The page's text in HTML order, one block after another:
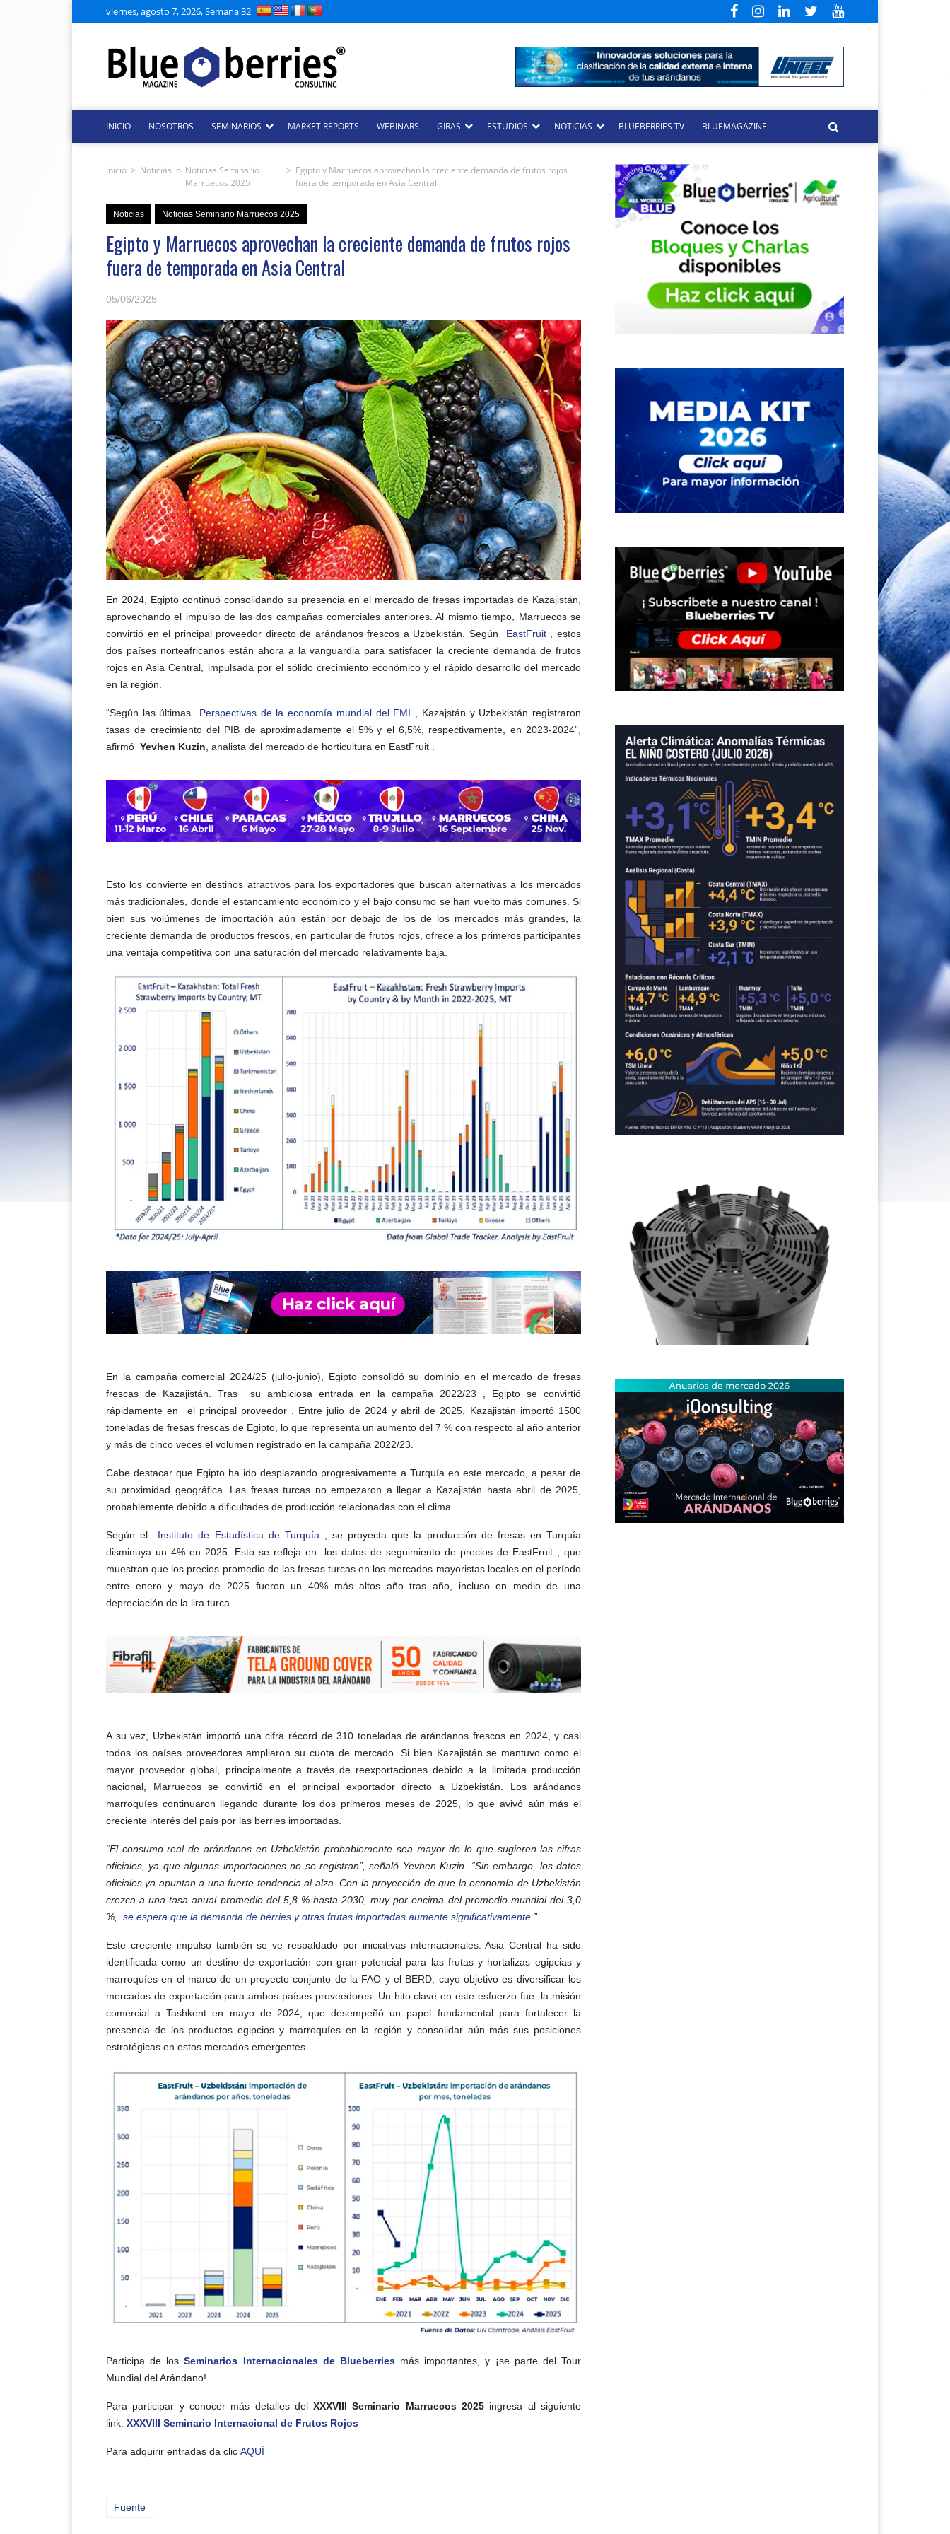
viernes, agosto 7, 2026, Semana 32
INICIO NOSOTROS SEMINARIOS MARKET REPORTS WEBINARS GIRAS ESTUDIOS NOTICIAS BLUEBERRIES TV BLUEMAGAZINE
Inicio > Noticias o Noticias Seminario
Marruecos 2025
> Egipto y Marruecos aprovechan la creciente demanda de frutos rojos
fuera de temporada en Asia Central
Noticias Noticias Seminario Marruecos 2025
Egipto y Marruecos aprovechan la creciente demanda de frutos rojos
fuera de temporada en Asia Central
05/06/2025
En 2024, Egipto continuó consolidando su presencia en el mercado de fresas importadas de Kazajistán,
aprovechando el impulso de las dos campañas comerciales anteriores. Al mismo tiempo, Marruecos se
convirtió en el principal proveedor directo de arándanos frescos a Uzbekistán. Según EastFruit, estos
dos países norteafricanos están ahora a la vanguardia para satisfacer la creciente demanda de frutos
rojos en Asia Central, impulsada por el sólido crecimiento económico y el rápido desarrollo del mercado
en la región.
“Según las últimas Perspectivas de la economía mundial del FMI , Kazajstán y Uzbekistán registraron
tasas de crecimiento del PIB de aproximadamente el 5% y el 6,5%, respectivamente, en 2023-2024”,
afirmó Yevhen Kuzin , analista del mercado de horticultura en EastFruit .
Esto los convierte en destinos atractivos para los exportadores que buscan alternativas a los mercados
más tradicionales, donde el estancamiento económico y el bajo consumo se han vuelto más comunes. Si
bien sus volúmenes de importación aún están por debajo de los de los mercados más grandes, la
creciente demanda de productos frescos, en particular de frutos rojos, ofrece a los primeros participantes
una ventaja competitiva con una saturación del mercado relativamente baja.
En la campaña comercial 2024/25 (julio-junio), Egipto consolidó su dominio en el mercado de fresas
frescas de Kazajistán. Tras su ambiciosa entrada en la campaña 2022/23 , Egipto se convirtió
rápidamente en el principal proveedor . Entre julio de 2024 y abril de 2025, Kazajistán importó 1500
toneladas de fresas frescas de Egipto, lo que representa un aumento del 7 % con respecto al año anterior
y más de cinco veces el volumen registrado en la campaña 2022/23.
Cabe destacar que Egipto ha ido desplazando progresivamente a Turquía en este mercado, a pesar de
su proximidad geográfica. Las fresas turcas no empezaron a llegar a Kazajistán hasta abril de 2025,
probablemente debido a dificultades de producción relacionadas con el clima.
Según el Instituto de Estadística de Turquía , se proyecta que la producción de fresas en Turquía
disminuya un 4% en 2025. Esto se refleja en los datos de seguimiento de precios de EastFruit , que
muestran que los precios promedio de las fresas turcas en los mercados mayoristas locales en el período
entre enero y mayo de 2025 fueron un 40% más altos año tras año, incluso en medio de una
depreciación de la lira turca.
A su vez, Uzbekistán importó una cifra récord de 310 toneladas de arándanos frescos en 2024, y casi
todos los países proveedores ampliaron su cuota de mercado. Si bien Kazajistán se mantuvo como el
mayor proveedor global, principalmente a través de reexportaciones debido a la limitada producción
nacional, Marruecos se convirtió en el principal exportador directo a Uzbekistán. Los arándanos
marroquíes continuaron llegando durante los dos primeros meses de 2025, lo que avivó aún más el
creciente interés del país por las berries importadas.
“El consumo real de arándanos en Uzbekistán probablemente sea mayor de lo que sugieren las cifras
oficiales, ya que algunas importaciones no se registran”, señaló Yevhen Kuzin. “Sin embargo, los datos
oficiales ya apuntan a una fuerte tendencia al alza. Con la proyección de que la economía de Uzbekistán
crezca a una tasa anual promedio del 5,8 % hasta 2030, muy por encima del promedio mundial del 3,0
%, se espera que la demanda de berries y otras frutas importadas aumente significativamente ”.
Este creciente impulso también se ve respaldado por iniciativas internacionales. Asia Central ha sido
identificada como un destino de exportación con gran potencial para las frutas y hortalizas egipcias y
marroquíes en el marco de un proyecto conjunto de la FAO y el BERD, cuyo objetivo es diversificar los
mercados de exportación para ambos países proveedores. Un hito clave en este esfuerzo fue la misión
comercial a Tashkent en mayo de 2024, que desempeñó un papel fundamental para fortalecer la
presencia de los productos egipcios y marroquíes en la región y consolidar aún más sus posiciones
estratégicas en estos mercados emergentes.
Participa de los Seminarios Internacionales de Blueberriesmás importantes, y ¡se parte del Tour
Mundial del Arándano!
Para participar y conocer más detalles delXXXVIII Seminario Marruecos 2025 ingresa al siguiente
link: XXXVIII Seminario Internacional de Frutos Rojos
Para adquirir entradas da clic AQUÍ
Fuente